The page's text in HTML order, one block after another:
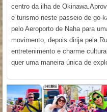
centro da ilha de
e turismo neste passeio de go-
pelo Aeroporto de Naha para
movimento, depois dirija pela
entretenimento e charme
quer uma maneira única de